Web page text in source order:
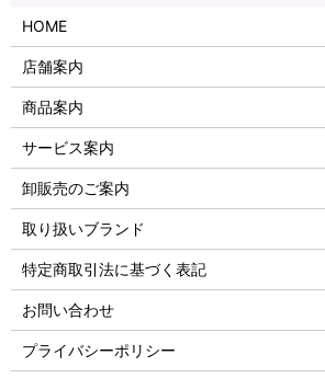
HOME
店舗案内
商品案内
サービス案内
卸販売のご案内
取り扱いブランド
特定商取引法に基づく表記
お問い合わせ
プライバシーポリシー